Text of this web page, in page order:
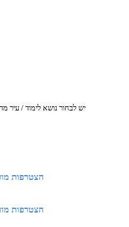
*יש לבחור נושא לימוד /
הצטרפות
הצטרפות